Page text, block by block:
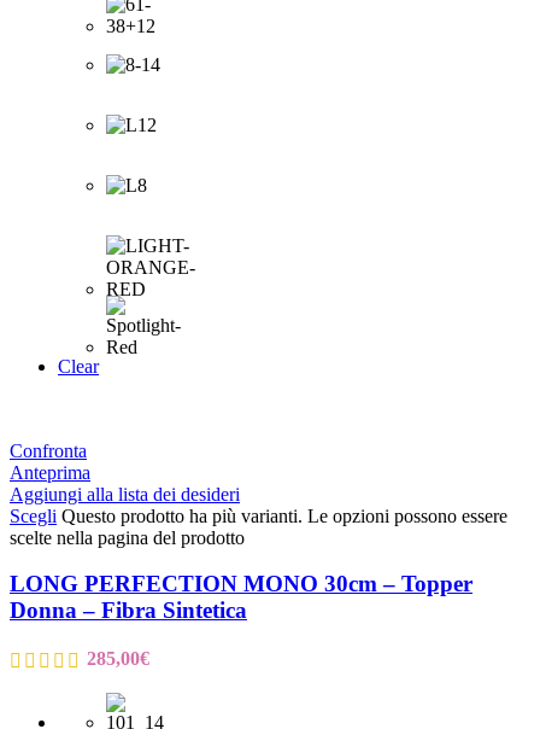
Clear
Confronta
Anteprima
Aggiungi alla lista dei desideri
Scegli Questo prodotto ha più varianti. Le opzioni possono essere
scelte nella pagina del prodotto
LONG PERFECTION MONO 30cm – Topper
Donna – Fibra Sintetica
285,00€